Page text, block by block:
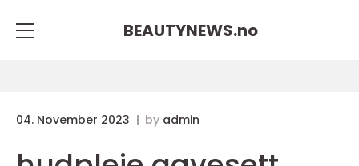
BEAUTYNEWS.no
04. November 2023 by admin